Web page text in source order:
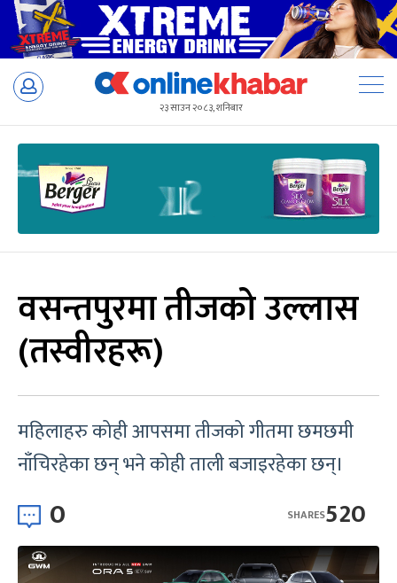
Skip
२३ साउन २०८३, शनिबार
वसन्तपुरमा तीजको उल्लास
(तस्वीरहरू)
महिलाहरु कोही आपसमा तीजको गीतमा छमछमी
नाँचिरहेका छन् भने कोही ताली बजाइरहेका छन्।
0 520
SHARES